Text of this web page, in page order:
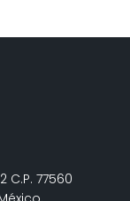
C.P. 77560